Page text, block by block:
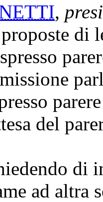
,
di
del
ad altra